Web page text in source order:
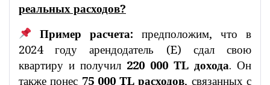
реальных расходов?
Пример расчета:предположим, что в
2024 году арендодатель (E) сдал свою
квартиру и получил 220 000 TL дохода. Он
также понес 75 000 TL расходов, связанных с